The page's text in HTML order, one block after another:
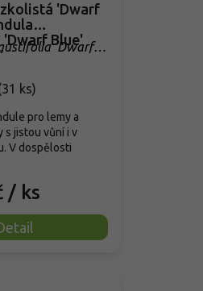
'Dwarf
Blue'
'Dwarf
31 ks)
/ ks
pro lemy a
s jistou vůní i v
V dospělosti